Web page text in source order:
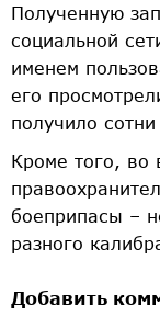
Полученную
социальной
именем
его
получило
Кроме того, во
боеприпасы –
разного
Добавить